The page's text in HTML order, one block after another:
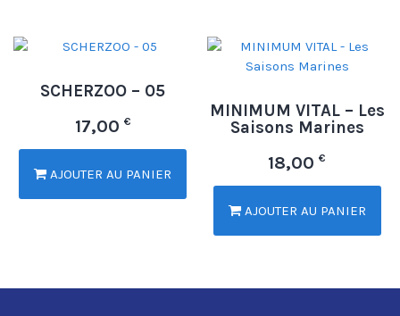
SCHERZOO – 05
17,00 €
AJOUTER AU PANIER
MINIMUM VITAL – Les
Saisons Marines
18,00€
AJOUTER AU PANIER